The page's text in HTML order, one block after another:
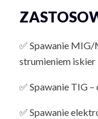
✅ Spawanie
strumieniem iskier
✅ Spawanie TIG
✅ Spawanie